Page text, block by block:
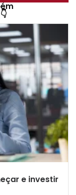
e investir